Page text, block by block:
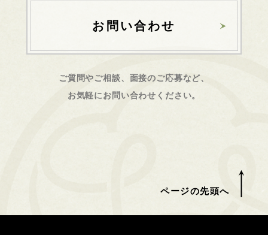
お問い合わせ
ご質問やご相談、面接のご応募など、
お気軽にお問い合わせください。
ページの先頭へ